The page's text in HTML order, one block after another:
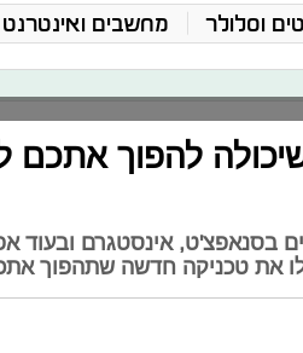
וסלולר מחשבים ואינטרנט
להפוך אתכם
בסנאפצ'ט, אינסטגרם ובעוד
את טכניקה חדשה שתהפוך